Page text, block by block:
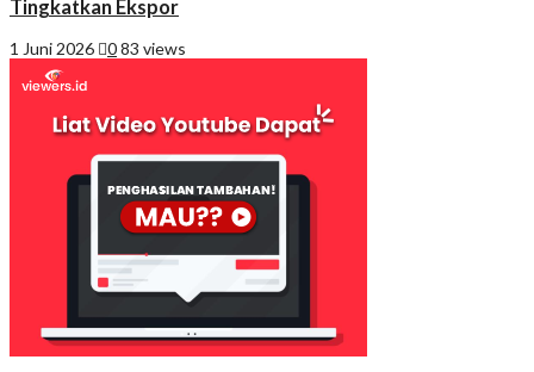
Tingkatkan Ekspor
1 Juni 2026 083 views